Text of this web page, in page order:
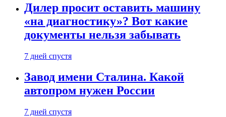
Дилер просит оставить машину
«на диагностику»? Вот какие
документы нельзя забывать
7 дней спустя
Завод имени Сталина. Какой
автопром нужен России
7 дней спустя